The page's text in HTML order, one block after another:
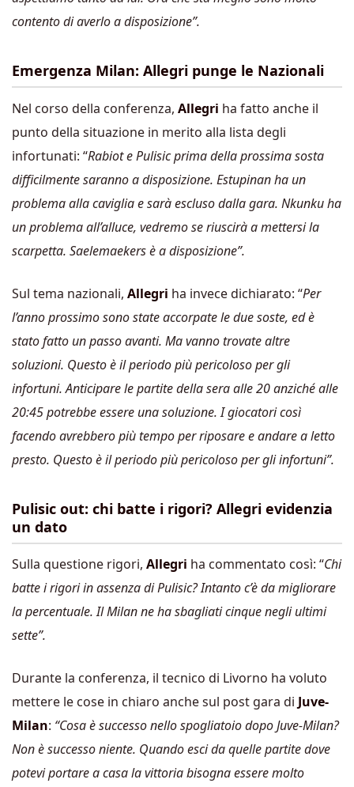
contento di averlo a disposizione”.
Emergenza Milan: Allegri punge le Nazionali
Nel corso della conferenza, Allegri ha fatto anche il
punto della situazione in merito alla lista degli
infortunati: “Rabiot e Pulisic prima della prossima sosta
difficilmente saranno a disposizione. Estupinan ha un
problema alla caviglia e sarà escluso dalla gara. Nkunku ha
un problema all’alluce, vedremo se riuscirà a mettersi la
scarpetta. Saelemaekers è a disposizione”.
Sul tema nazionali, Allegri ha invece dichiarato: “Per
l’anno prossimo sono state accorpate le due soste, ed è
stato fatto un passo avanti. Ma vanno trovate altre
soluzioni. Questo è il periodo più pericoloso per gli
infortuni. Anticipare le partite della sera alle 20 anziché alle
20:45 potrebbe essere una soluzione. I giocatori così
facendo avrebbero più tempo per riposare e andare a letto
presto. Questo è il periodo più pericoloso per gli infortuni”.
Pulisic out: chi batte i rigori? Allegri evidenzia
un dato
Sulla questione rigori, Allegri ha commentato così: “Chi
batte i rigori in assenza di Pulisic? Intanto c’è da migliorare
la percentuale. Il Milan ne ha sbagliati cinque negli ultimi
sette”.
Durante la conferenza, il tecnico di Livorno ha voluto
mettere le cose in chiaro anche sul post gara di Juve-
Milan: “Cosa è successo nello spogliatoio dopo Juve-Milan?
Non è successo niente. Quando esci da quelle partite dove
potevi portare a casa la vittoria bisogna essere molto